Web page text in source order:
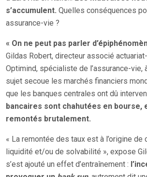
s’accumulent. Quelles conséquences
assurance-vie ?
« On ne peut pas parler
Gildas Robert, directeur associé
Optimind, spécialiste de l’assurance-vie,
sujet secoue les marchés financiers
que les banques centrales ont dû
bancaires sont chahutées en bourse,
remontés brutalement.
« La remontée des taux est à l’origine
liquidité et/ou de solvabilité », expose
s’est ajouté un effet d’entraînement :